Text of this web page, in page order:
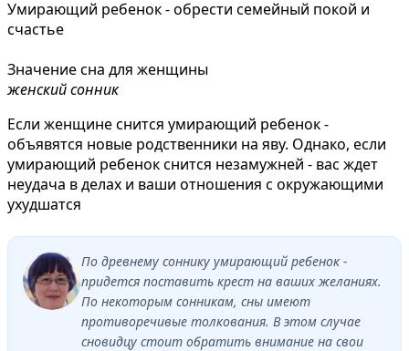
Умирающий ребенок - обрести семейный покой и
счастье
Значение сна для женщины
женский сонник
Если женщине снится умирающий ребенок -
объявятся новые родственники на яву. Однако, если
умирающий ребенок снится незамужней - вас ждет
неудача в делах и ваши отношения с окружающими
ухудшатся
По древнему соннику умирающий ребенок -
придется поставить крест на ваших желаниях.
По некоторым сонникам, сны имеют
противоречивые толкования. В этом случае
сновидцу стоит обратить внимание на свои